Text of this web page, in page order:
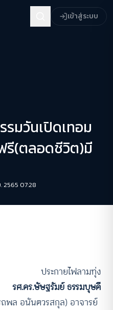
เข้าสู่ระบบ
มวันเปิดเทอม
รี(ตลอดชีวิต)มี
2565 07:28
ประกายไฟลามทุ่ง
รศ.ดร.ษัษฐรัมย์ ธรรมบุษดี
พล อนันตวรสกุล) อาจารย์